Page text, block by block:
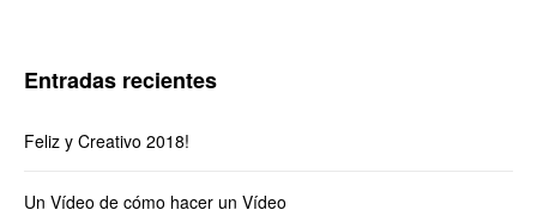
Entradas recientes
Feliz y Creativo 2018!
Un Vídeo de cómo hacer un Vídeo